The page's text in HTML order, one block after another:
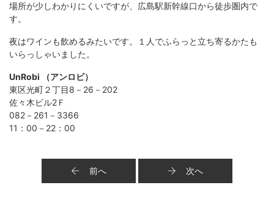
場所が少しわかりにくいですが、広島駅新幹線口から徒歩圏内で
す。
夜はワインも飲めるみたいです。１人でふらっと立ち寄るかたも
いらっしゃいました。
UnRobi （アンロビ）
東区光町２丁目8－26－202
佐々木ビル2Ｆ
082－261－3366
11：00－22：00
前へ 次へ